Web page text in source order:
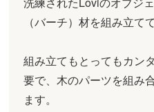
（バーチ）材を組み立て
組み立てもとってもカン
要で、木のパーツを組み
ます。